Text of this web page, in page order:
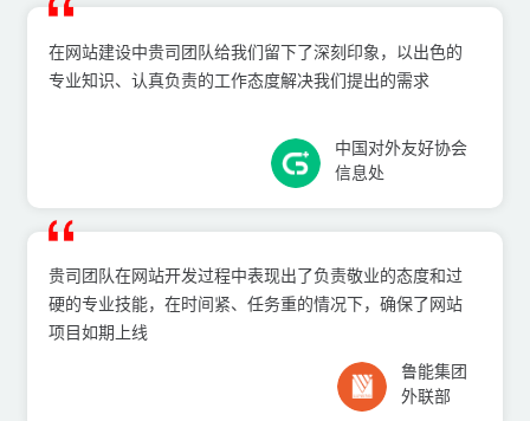
在⽹站建设中贵司团队给我们留下了深刻印象，以出⾊的
专业知识、认真负责的⼯作态度解决我们提出的需求
中国对外友好协会
信息处
贵司团队在⽹站开发过程中表现出了负责敬业的态度和过
硬的专业技能，在时间紧、任务重的情况下，确保了⽹站
项⽬如期上线
鲁能集团
外联部